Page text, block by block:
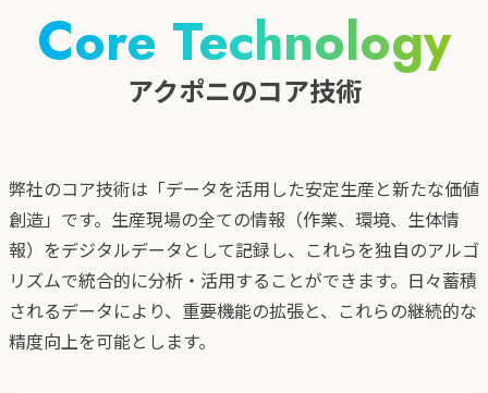
Core Technology
アクポニのコア技術
弊社のコア技術は「データを活用した安定生産と新たな価値
創造」です。生産現場の全ての情報（作業、環境、生体情
報）をデジタルデータとして記録し、これらを独自のアルゴ
リズムで統合的に分析・活用することができます。日々蓄積
されるデータにより、重要機能の拡張と、これらの継続的な
精度向上を可能とします。